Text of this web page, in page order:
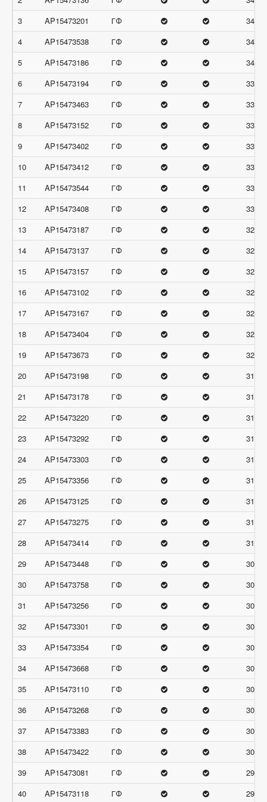
3
AP15473201 ГФ
34.66
4
AP15473538 ГФ
34.66
5
AP15473186 ГФ
34
6
AP15473194 ГФ
33.66
7
AP15473463 ГФ
33.66
8
AP15473152 ГФ
33.33
9
AP15473402 ГФ
33.33
10
AP15473412 ГФ
33.33
11
AP15473544 ГФ
33.33
12
AP15473408 ГФ
33
13
AP15473187 ГФ
32.66
14
AP15473137 ГФ
32.33
15
AP15473157 ГФ
32.33
16
AP15473102 ГФ
32
17
AP15473167 ГФ
32
18
AP15473404 ГФ
32
19
AP15473673 ГФ
32
20
AP15473198 ГФ
31.66
21
AP15473178 ГФ
31.33
22
AP15473220 ГФ
31.33
23
AP15473292 ГФ
31.33
24
AP15473303 ГФ
31.33
25
AP15473356 ГФ
31.33
26
AP15473125 ГФ
31
27
AP15473275 ГФ
31
28
AP15473414 ГФ
31
29
AP15473448 ГФ
30.66
30
AP15473758 ГФ
30.66
31
AP15473256 ГФ
30.33
32
AP15473301 ГФ
30.33
33
AP15473354 ГФ
30.33
34
AP15473668 ГФ
30.33
35
AP15473110 ГФ
30
36
AP15473268 ГФ
30
37
AP15473383 ГФ
30
38
AP15473422 ГФ
30
39
AP15473081 ГФ
29.66
40
AP15473118 ГФ 29.66